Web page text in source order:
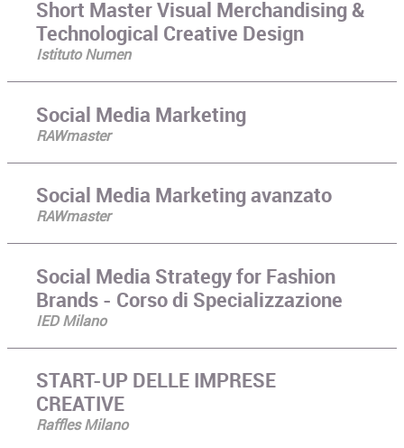
Short Master Visual Merchandising &
Technological Creative Design
Istituto Numen
Social Media Marketing
RAWmaster
Social Media Marketing avanzato
RAWmaster
Social Media Strategy for Fashion
Brands - Corso di Specializzazione
IED Milano
START-UP DELLE IMPRESE
CREATIVE
Raffles Milano